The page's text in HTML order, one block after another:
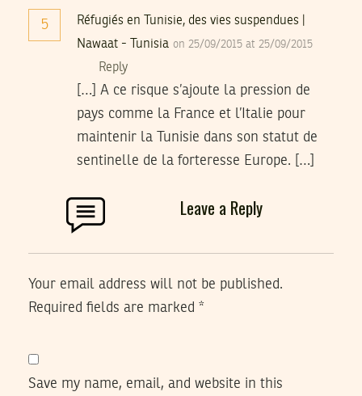
5
Réfugiés en Tunisie, des vies suspendues |
Nawaat - Tunisia on 25/09/2015 at 25/09/2015
Reply
[…] A ce risque s’ajoute la pression de
pays comme la France et l’Italie pour
maintenir la Tunisie dans son statut de
sentinelle de la forteresse Europe. […]
Leave a Reply
Your email address will not be published.
Required fields are marked *
Save my name, email, and website in this